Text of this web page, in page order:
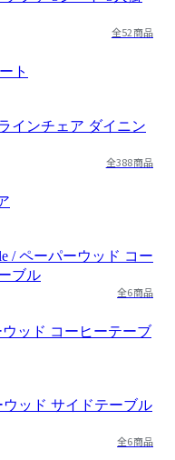
全52商品
ト
全388商品
全6商品
ウッド コーヒーテーブ
全6商品